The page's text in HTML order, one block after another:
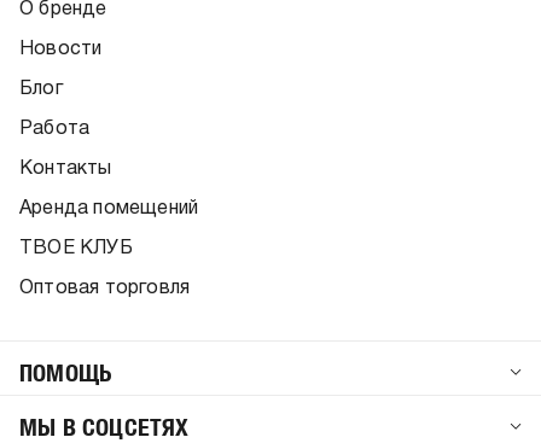
О бренде
Новости
Блог
Работа
Контакты
Аренда помещений
ТВОЕ КЛУБ
Оптовая торговля
ПОМОЩЬ
МЫ В СОЦСЕТЯХ